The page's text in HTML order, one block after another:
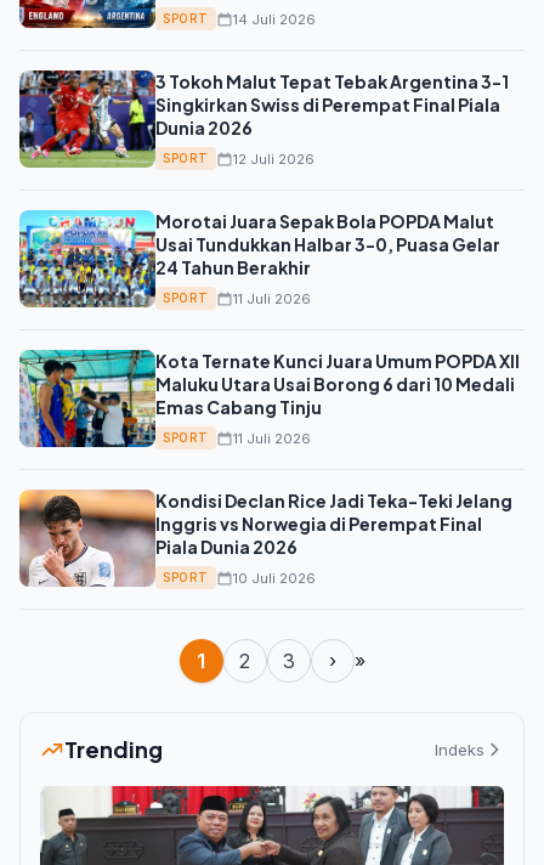
SPORT 14 Juli 2026
3 Tokoh Malut Tepat Tebak Argentina 3-1
Singkirkan Swiss di Perempat Final Piala
Dunia 2026
SPORT 12 Juli 2026
Morotai Juara Sepak Bola POPDA Malut
Usai Tundukkan Halbar 3-0, Puasa Gelar
24 Tahun Berakhir
SPORT 11 Juli 2026
Kota Ternate Kunci Juara Umum POPDA XII
Maluku Utara Usai Borong 6 dari 10 Medali
Emas Cabang Tinju
SPORT 11 Juli 2026
Kondisi Declan Rice Jadi Teka-Teki Jelang
Inggris vs Norwegia di Perempat Final
Piala Dunia 2026
SPORT 10 Juli 2026
1 2 3 › »
Trending Indeks